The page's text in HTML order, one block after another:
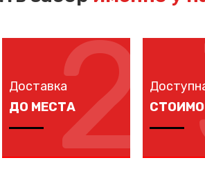
2
Доставка
ДО МЕСТА